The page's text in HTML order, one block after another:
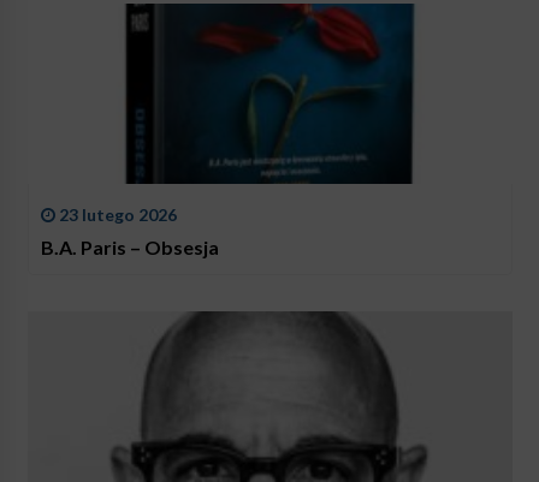
23 lutego 2026
B.A. Paris – Obsesja